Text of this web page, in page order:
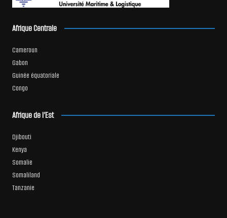
Afrique Centrale
Cameroun
Gabon
Guinée équatoriale
Congo
Afrique de l’Est
Djibouti
Kenya
Somalie
Somaliland
Tanzanie